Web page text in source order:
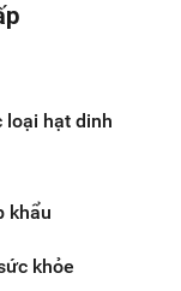
loại hạt dinh
khẩu
khỏe